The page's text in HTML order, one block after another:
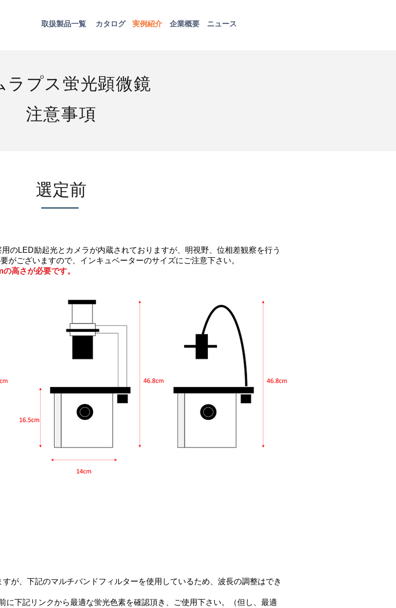
取扱​製品一覧 ​実例紹介
カタログ 企業概要 ニュース
ラプス蛍光顕微鏡
注意事項
​選定前
のLED励起光とカメラが内蔵されておりますが、明視野、位相差観察を行う
がございますので、インキュベーターのサイズにご注意下さい。
高さが必要です。
が、下記のマルチバンドフィルターを使用しているため、波長の調整はでき
下記リンクから最適な蛍光色素を確認頂き、ご使用下さい。（但し、最適